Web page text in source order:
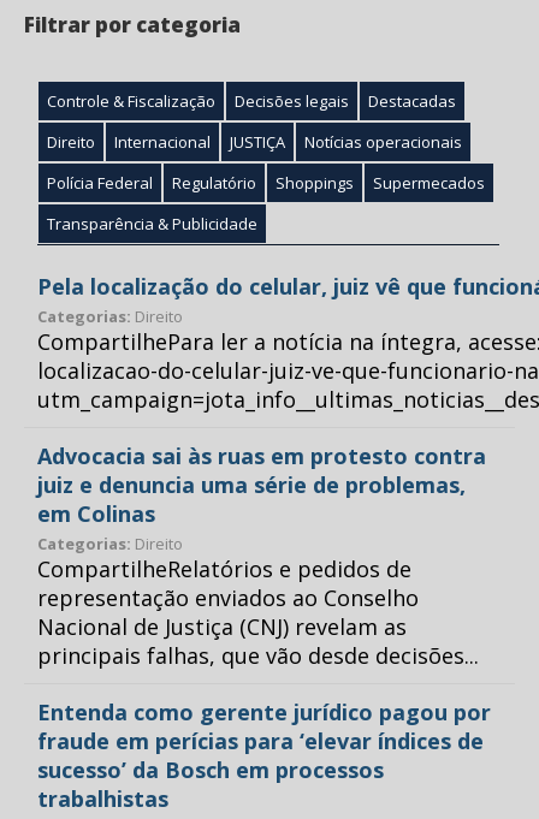
Filtrar por categoria
Controle & Fiscalização Decisões legais
Destacadas
Direito
Internacional JUSTIÇA
Notícias operacionais
Polícia Federal
Regulatório Shoppings
Supermecados
Transparência & Publicidade
Pela localização do celular, juiz vê que
Categorias: Direito
CompartilhePara ler a notícia na íntegra,
localizacao-do-celular-juiz-ve-que-funcionario-
Advocacia sai às ruas em protesto contra
juiz e denuncia uma série de problemas,
em Colinas
Categorias: Direito
CompartilheRelatórios e pedidos de
representação enviados ao Conselho
Nacional de Justiça (CNJ) revelam as
principais falhas, que vão desde decisões...
Entenda como gerente jurídico pagou por
fraude em perícias para ‘elevar índices de
sucesso’ da Bosch em processos
trabalhistas